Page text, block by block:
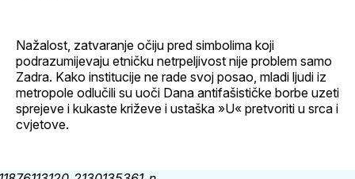
Nažalost, zatvaranje očiju pred simbolima koji
podrazumijevaju etničku netrpeljivost nije problem samo
Zadra. Kako institucije ne rade svoj posao, mladi ljudi iz
metropole odlučili su uoči Dana antifašističke borbe uzeti
sprejeve i kukaste križeve i ustaška »U« pretvoriti u srca i
cvjetove.